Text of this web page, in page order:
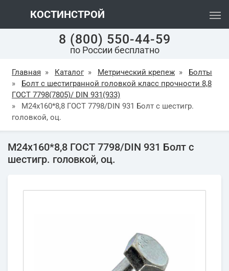
КОСТИНСТРОЙ
8 (800) 550-44-59
по России бесплатно
Главная » Каталог » Метрический крепеж »
Болты
»
Болт с шестигранной головкой класс прочности 8,8
ГОСТ 7798(7805)/ DIN 931(933)
»
М24х160*8,8 ГОСТ 7798/DIN 931 Болт с шестигр.
головкой, оц.
М24х160*8,8 ГОСТ 7798/DIN 931 Болт с
шестигр. головкой, оц.